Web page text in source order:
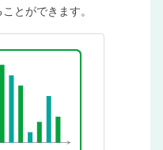
とができます。